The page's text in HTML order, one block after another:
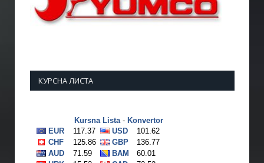
КУРСНА ЛИСТА